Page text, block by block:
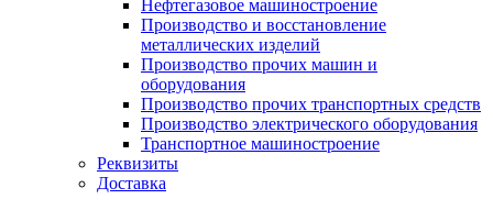
Нефтегазовое машиностроение
Производство и восстановление
металлических изделий
Производство прочих машин и
оборудования
Производство прочих транспортных средств
Производство электрического оборудования
Транспортное машиностроение
Реквизиты
Доставка